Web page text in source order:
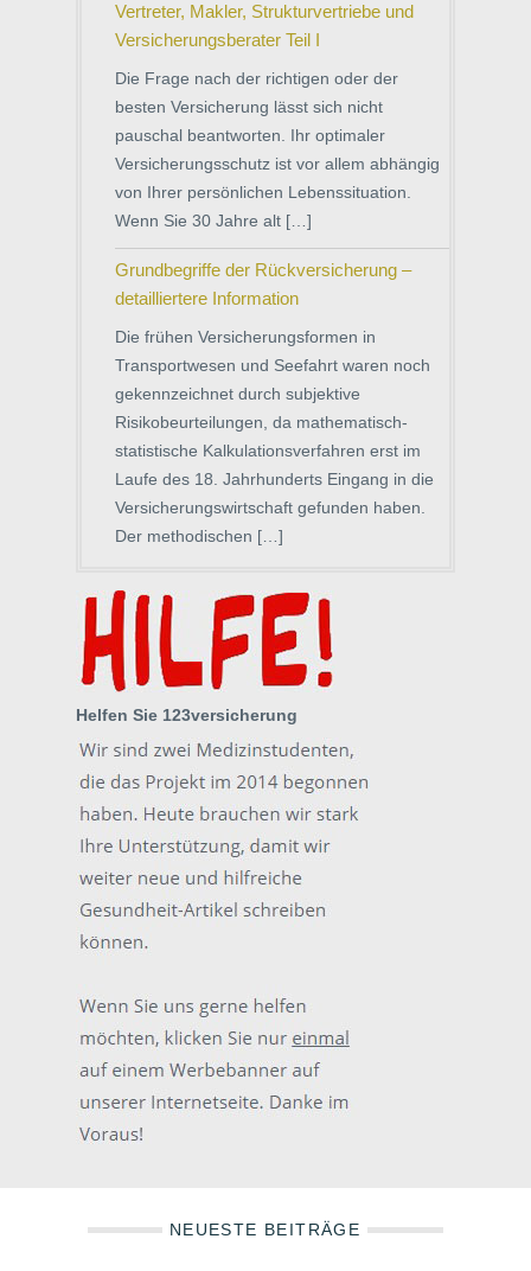
Vertreter, Makler, Strukturvertriebe und
Versicherungsberater Teil I
Die Frage nach der richtigen oder der
besten Versicherung lässt sich nicht
pauschal beantworten. Ihr optimaler
Versicherungsschutz ist vor allem abhängig
von Ihrer persönlichen Lebenssituation.
Wenn Sie 30 Jahre alt […]
Grundbegriffe der Rückversicherung –
detailliertere Information
Die frühen Versicherungsformen in
Transportwesen und Seefahrt waren noch
gekennzeichnet durch subjektive
Risikobeurteilungen, da mathematisch-
statistische Kalkulationsverfahren erst im
Laufe des 18. Jahrhunderts Eingang in die
Versicherungswirtschaft gefunden haben.
Der methodischen […]
Helfen Sie 123versicherung
NEUESTE BEITRÄGE